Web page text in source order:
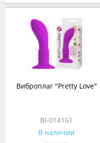
Виброплаг "Pretty Love"
BI-014161
В наличии